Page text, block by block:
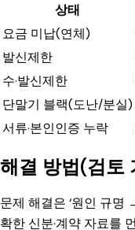
상태
요금 미납(연체)
발신제한
수·발신제한
단말기 블랙(도난/분실)
서류·본인인증 누락
해결 방법(검토
문제 해결은 ‘원인 규
확한 신분·계약 자료를